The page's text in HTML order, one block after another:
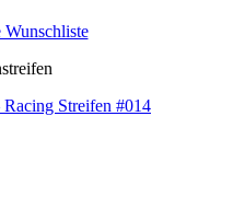
Streifen #014